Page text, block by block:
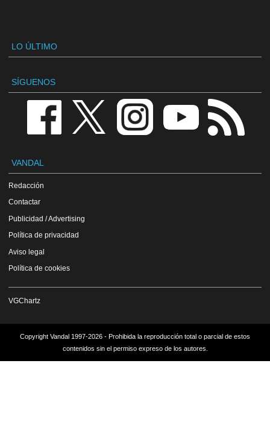
LO ÚLTIMO
SÍGUENOS
VANDAL
Redacción
Contactar
Publicidad / Advertising
Política de privacidad
Aviso legal
Política de cookies
VGChartz
Copyright Vandal 1997-2026 - Prohibida la reproducción total o parcial de estos
contenidos sin el permiso expreso de los autores.